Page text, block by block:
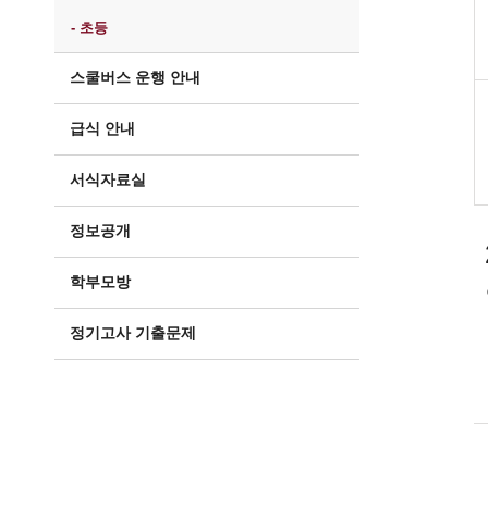
- 초등
스쿨버스 운행 안내
급식 안내
서식자료실
정보공개
학부모방
정기고사 기출문제